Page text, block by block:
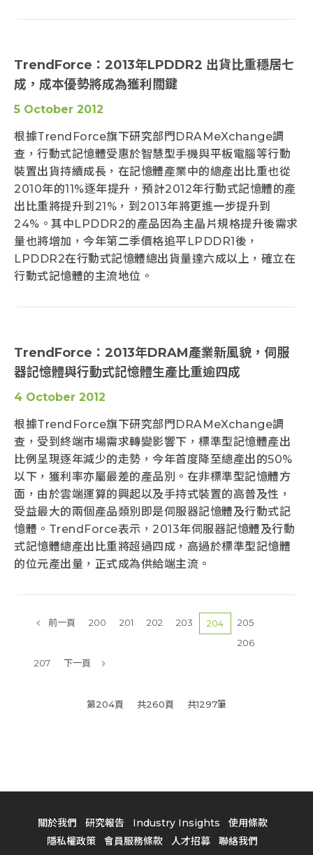
TrendForce：2013年LPDDR2 出貨比重穩居七
成，成本優勢將成為獲利關鍵
5 October 2012
根據TrendForce旗下研究部門DRAMeXchange調
查，行動式記憶體受惠於智慧型手機與平板電腦等行動
裝置出貨持續成長，在記憶體產業中的總產出比重也從
2010年的11%逐年提升，預計2012年行動式記憶體的產
出比重將提升到21%，到2013年將更進一步提升到
24%。其中LPDDR2的產品因為主晶片規格提升後需求
量也將增加，今年第二季價格追平LPDDR1後，
LPDDR2在行動式記憶體總出貨量達六成以上，確立在
行動式記憶體的主流地位。
TrendForce：2013年DRAM產業新風貌，伺服
器記憶體與行動式記憶體生產比重逾四成
4 October 2012
根據TrendForce旗下研究部門DRAMeXchange調
查，受到終端市場需求轉變影響下，標準型記憶體產出
比例呈現逐年減少的走勢，今年首度降至總產出的50%
以下，獲利率亦屬最差的產品別。在非標準型記憶體方
面，由於雲端運算的興起以及手持式裝置的高普及性，
受益最大的兩個產品類別即是伺服器記憶體及行動式記
憶體。TrendForce表示，2013年伺服器記憶體及行動
式記憶體總產出比重將超過四成，高過於標準型記憶體
的位元產出量，正式成為供給端主流。
前一頁 200 201 202 203 204
205
206
207
下一頁
第204頁 共260頁 共1297筆
關於我們 研究報告 Industry Insights
使用條款
隱私權政策
會員服務條款 人才招募 聯絡我們